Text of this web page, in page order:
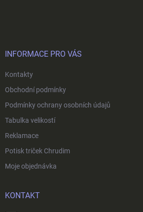
INFORMACE PRO VÁS
Kontakty
Obchodní podmínky
Podmínky ochrany osobních údajů
Tabulka velikostí
Reklamace
Potisk triček Chrudim
Moje objednávka
KONTAKT